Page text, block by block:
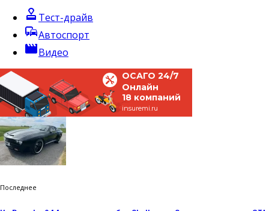
approval Тест-драйв
commuteАвтоспорт
movieВидео
ОСАГО 24/7
Онлайн
18 компаний
insuremi.ru
Последнее